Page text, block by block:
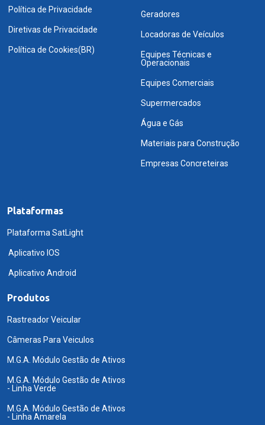
Política de Privacidade
Diretivas de Privacidade
Política de Cookies(BR)
Geradores
Locadoras de Veículos
Equipes Técnicas e
Operacionais
Equipes Comerciais
Supermercados
Água e Gás
Materiais para Construção
Empresas Concreteiras
Plataformas
Plataforma SatLight
Aplicativo IOS
Aplicativo Android
Produtos
Rastreador Veicular
Câmeras Para Veiculos
M.G.A. Módulo Gestão de Ativos
M.G.A. Módulo Gestão de Ativos
- Linha Verde
M.G.A. Módulo Gestão de Ativos
- Linha Amarela